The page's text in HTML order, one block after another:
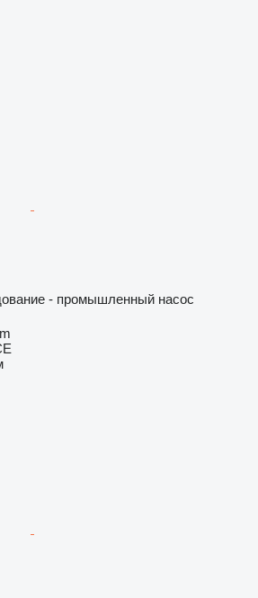
- промышленный насос